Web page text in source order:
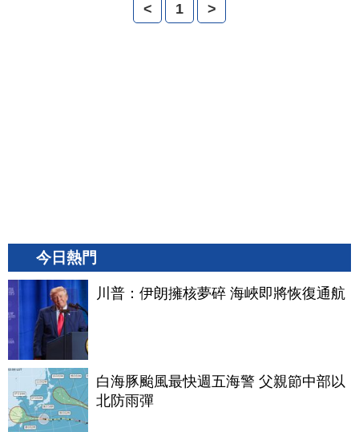
< 1 >
今日熱門
川普：伊朗擁核夢碎 海峽即將恢復通航
白海豚颱風最快週五海警 父親節中部以
北防雨彈